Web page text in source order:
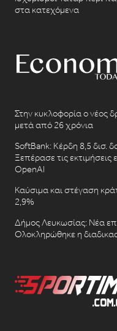
στα κατεχόμενα
Στην κυκλοφορία ο νέος
μετά από 26 χρόνια
SoftBank: Κέρδη 8,5 δισ.
Ξεπέρασε τις
OpenAI
Καύσιμα και στέγαση
2,9%
Δήμος Λευκωσίας: Νέα
Ολοκληρώθηκε η